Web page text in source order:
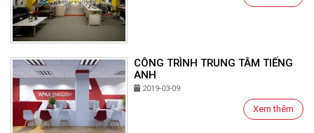
CÔNG TRÌNH TRUNG TÂM TIẾNG
ANH
2019-03-09
Xem thêm